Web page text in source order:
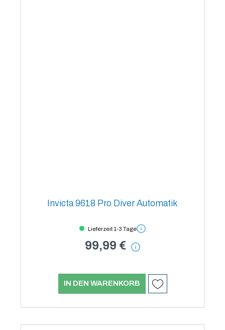
Invicta 9618 Pro Diver Automatik
Lieferzeit 1-3 Tage
99,99 €
IN DEN WARENKORB